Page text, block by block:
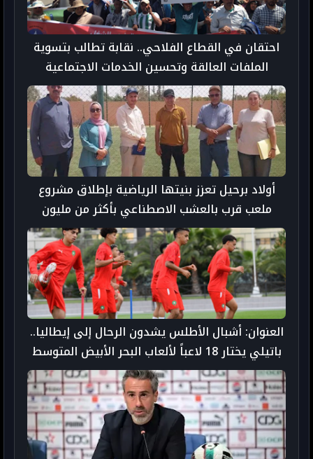
احتقان في القطاع الفلاحي.. نقابة تطالب بتسوية
الملفات العالقة وتحسين الخدمات الاجتماعية
أولاد برحيل تعزز بنيتها الرياضية بإطلاق مشروع
ملعب قرب بالعشب الاصطناعي بأكثر من مليون
درهم
العنوان: أشبال الأطلس يشدون الرحال إلى إيطاليا..
باتيلي يختار 18 لاعباً لألعاب البحر الأبيض المتوسط